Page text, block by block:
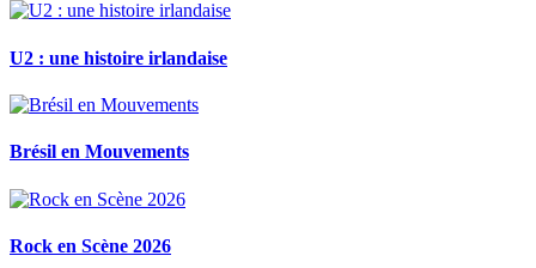
U2 : une histoire irlandaise
Brésil en Mouvements
Rock en Scène 2026